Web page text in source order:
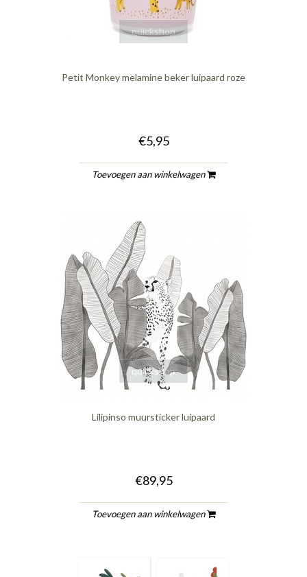
quickshop
Petit Monkey melamine beker luipaard roze
€5,95
Toevoegen aan winkelwagen
quickshop
Lilipinso muursticker luipaard
€89,95
Toevoegen aan winkelwagen